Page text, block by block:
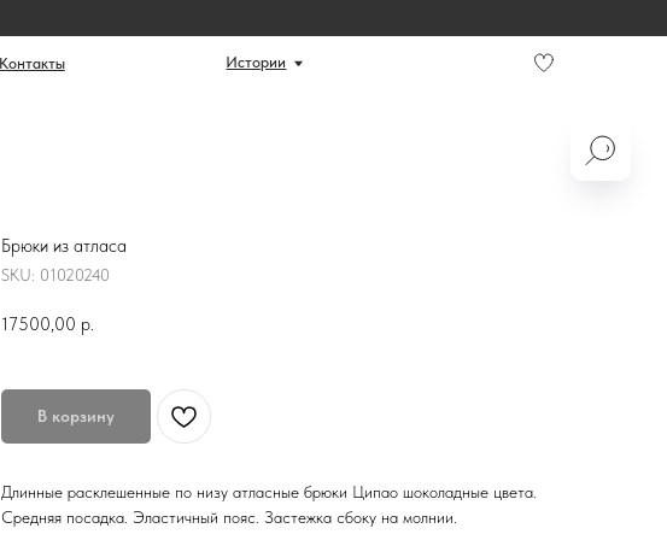
Брюки из атласа
SKU: 01020240
17500,00 р.
В корзину
Длинные расклешенные по низу атласные брюки Ципао шоколадные цвета.
Средняя посадка. Эластичный пояс. Застежка сбоку на молнии.